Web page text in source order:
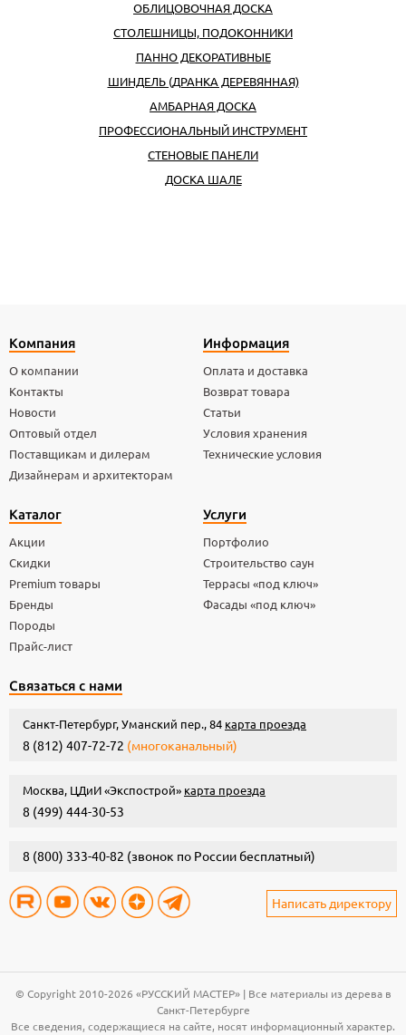
ОБЛИЦОВОЧНАЯ ДОСКА
СТОЛЕШНИЦЫ, ПОДОКОННИКИ
ПАННО ДЕКОРАТИВНЫЕ
ШИНДЕЛЬ (ДРАНКА ДЕРЕВЯННАЯ)
АМБАРНАЯ ДОСКА
ПРОФЕССИОНАЛЬНЫЙ ИНСТРУМЕНТ
CТЕНОВЫЕ ПАНЕЛИ
ДОСКА ШАЛЕ
Компания
О компании
Контакты
Новости
Оптовый отдел
Поставщикам и дилерам
Дизайнерам и архитекторам
Информация
Оплата и доставка
Возврат товара
Статьи
Условия хранения
Технические условия
Каталог
Акции
Скидки
Premium товары
Бренды
Породы
Прайс-лист
Услуги
Портфолио
Строительство саун
Террасы «под ключ»
Фасады «под ключ»
Связаться с нами
Санкт-Петербург, Уманский пер., 84 карта проезда
8 (812) 407-72-72 (многоканальный)
Москва, ЦДиИ «Экспострой» карта проезда
8 (499) 444-30-53
8 (800) 333-40-82 (звонок по России бесплатный)
Написать директору
© Copyright 2010-2026 «РУССКИЙ МАСТЕР» | Все материалы из дерева в
Санкт-Петербурге
Все сведения, содержащиеся на сайте, носят информационный характер.